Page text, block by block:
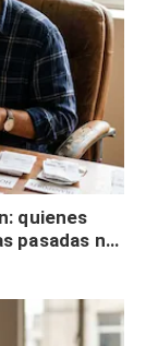
quienes
pasadas no
de